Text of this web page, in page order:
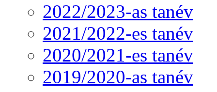
2022/2023-as tanév
2021/2022-es tanév
2020/2021-es tanév
2019/2020-as tanév